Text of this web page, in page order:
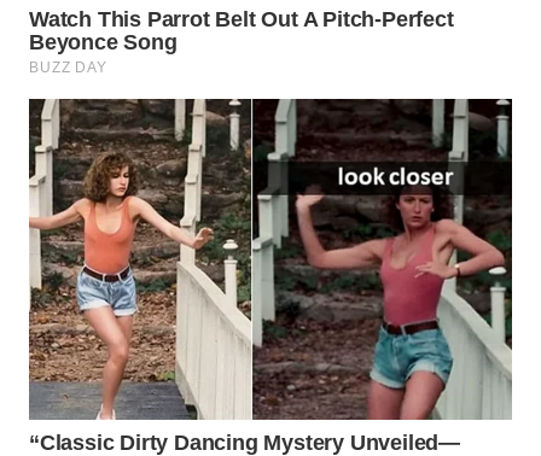
WN
PRIANGAN
TIMUR
WN
SEMARANG
WN
SOLO
WN
BOROBUDUR
WN
MADURA